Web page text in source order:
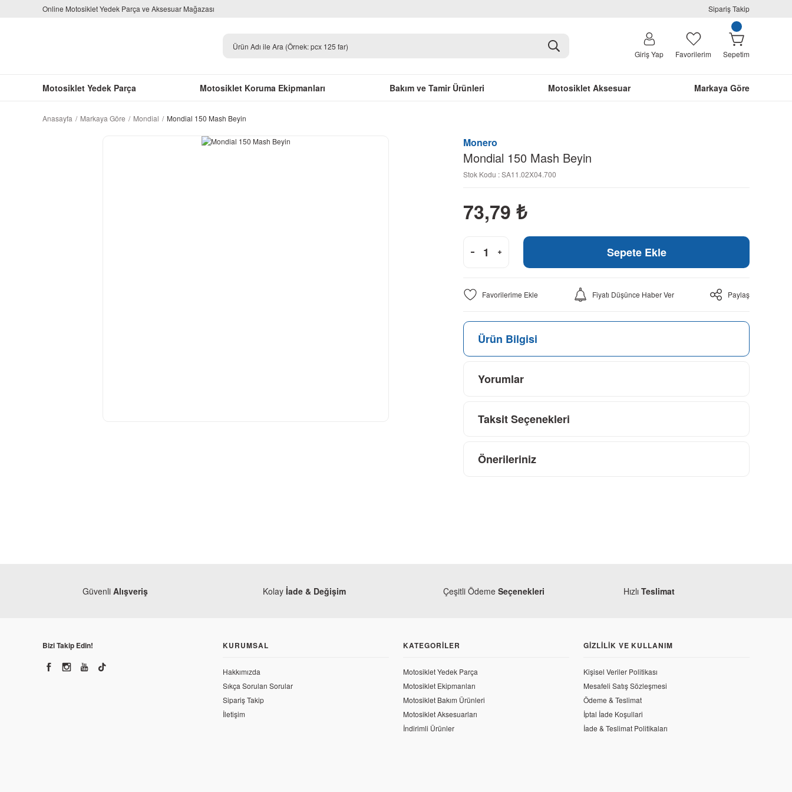
Online Motosiklet Yedek Parça ve Aksesuar Mağazası Sipariş Takip
Giriş Yap Favorilerim Sepetim
Motosiklet Yedek Parça Motosiklet Koruma Ekipmanları Bakım ve Tamir Ürünleri Motosiklet Aksesuar Markaya Göre
Anasayfa Markaya Göre Mondial Mondial 150 Mash Beyin
Monero
Mondial 150 Mash Beyin
Stok Kodu : SA11.02X04.700
73,79 ₺
Sepete Ekle
Fiyatı Düşünce Haber Ver Paylaş
Ürün Bilgisi
Yorumlar
Taksit Seçenekleri
Önerileriniz
Güvenli Alışveriş Kolay İade & Değişim Çeşitli Ödeme Seçenekleri Hızlı Teslimat
Bizi Takip Edin! KURUMSAL
Hakkımızda
Sıkça Sorulan Sorular
Sipariş Takip
İletişim
KATEGORILER
Motosiklet Yedek Parça
Motosiklet Ekipmanları
Motosiklet Bakım Ürünleri
Motosiklet Aksesuarları
İndirimli Ürünler
GIZLILIK VE KULLANIM
Kişisel Veriler Politikası
Mesafeli Satış Sözleşmesi
Ödeme & Teslimat
İptal İade Koşullari
İade & Teslimat Politikaları